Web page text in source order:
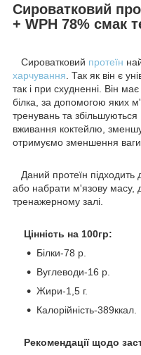
Сироватковий
+ WPH 78% смак
Сироватковий протеїн
харчування. Так як він є
так і при схудненні. Він має
білка, за допомогою яких
тренувань та
вживання коктейлю,
отримуємо зменшення
Даний протеїн підходить
або набрати м'язову
тренажерному залі.
Цінність на 100гр:
Білки-78 р.
Вуглеводи-16 р.
Жири-1,5 г.
Калорійність-389ккал.
Рекомендації щодо